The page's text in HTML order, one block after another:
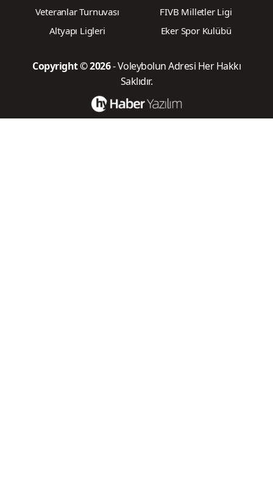
Veteranlar Turnuvası
FIVB Milletler Ligi
Altyapı Ligleri
Eker Spor Kulübü
Copyright © 2026- Voleybolun Adresi Her Hakkı
Saklıdır.